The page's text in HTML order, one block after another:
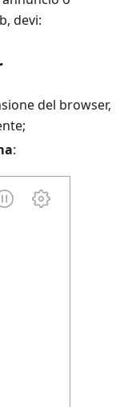
devi:
del browser,
: